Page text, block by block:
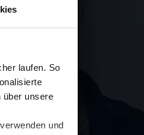
laufen. So
über unsere
und